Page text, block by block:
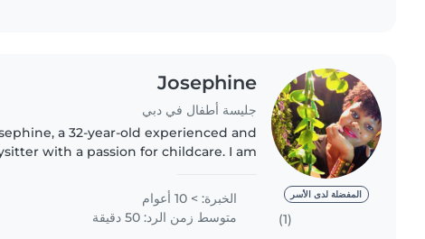
المفضلة لدى الأسر
(1)
Josephine
جليسة أطفال في دبي
a 32-year-old experienced and
with a passion for childcare. I am
striving to create..
الخبرة: > 10 أعوام
متوسط زمن الرد: 50 دقيقة